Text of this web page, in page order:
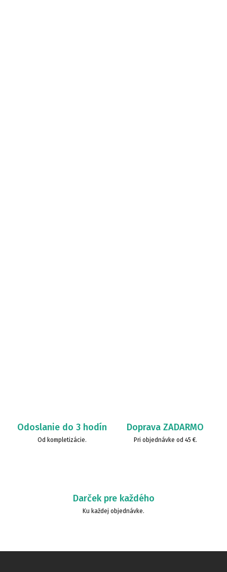
Odoslanie do 3 hodín
Od kompletizácie.
Doprava ZADARMO
Pri objednávke od 45 €.
Darček pre každého
Ku každej objednávke.